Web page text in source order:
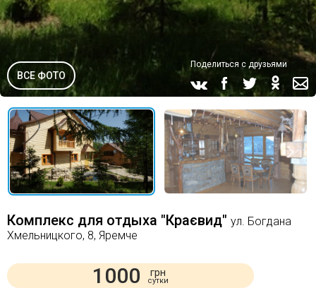
ВСЕ ФОТО
Поделиться с друзьями
Комплекс для отдыха "Краєвид" ул. Богдана
Хмельницкого, 8, Яремче
1000 грн
сутки